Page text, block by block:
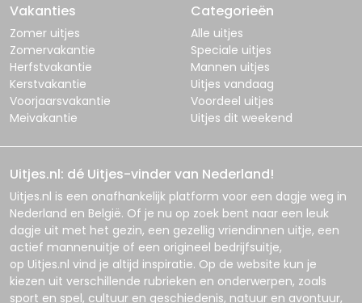
Vakanties
Zomer uitjes
Zomervakantie
Herfstvakantie
Kerstvakantie
Voorjaarsvakantie
Meivakantie
Categorieën
Alle uitjes
Speciale uitjes
Mannen uitjes
Uitjes vandaag
Voordeel uitjes
Uitjes dit weekend
Uitjes.nl: dé Uitjes-vinder van Nederland!
Uitjes.nl is een onafhankelijk platform voor een dagje weg in
Nederland en België. Of je nu op zoek bent naar een leuk
dagje uit met het gezin, een gezellig vriendinnen uitje, een
actief mannenuitje of een origineel bedrijfsuitje,
op Uitjes.nl vind je altijd inspiratie. Op de website kun je
kiezen uit verschillende rubrieken en onderwerpen, zoals
sport en spel, cultuur en geschiedenis, natuur en avontuur,